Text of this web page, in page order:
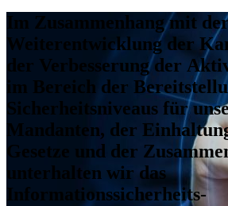
Im Zusammenhang mit
Weiterentwicklung der
der Verbesserung der
im Bereich der
Sicherheitsniveaus für
Mandanten, der
Gesetze und der
unterhalten wir das
Informationssicherheits-